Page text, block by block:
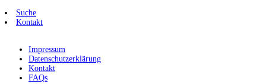
Suche
Kontakt
Impressum
Datenschutzerklärung
Kontakt
FAQs